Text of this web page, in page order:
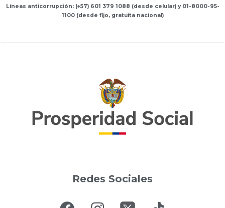
Líneas anticorrupción: (+57) 601 379 1088 (desde celular) y 01-8000-95-
1100 (desde fijo, gratuita nacional)
Redes Sociales